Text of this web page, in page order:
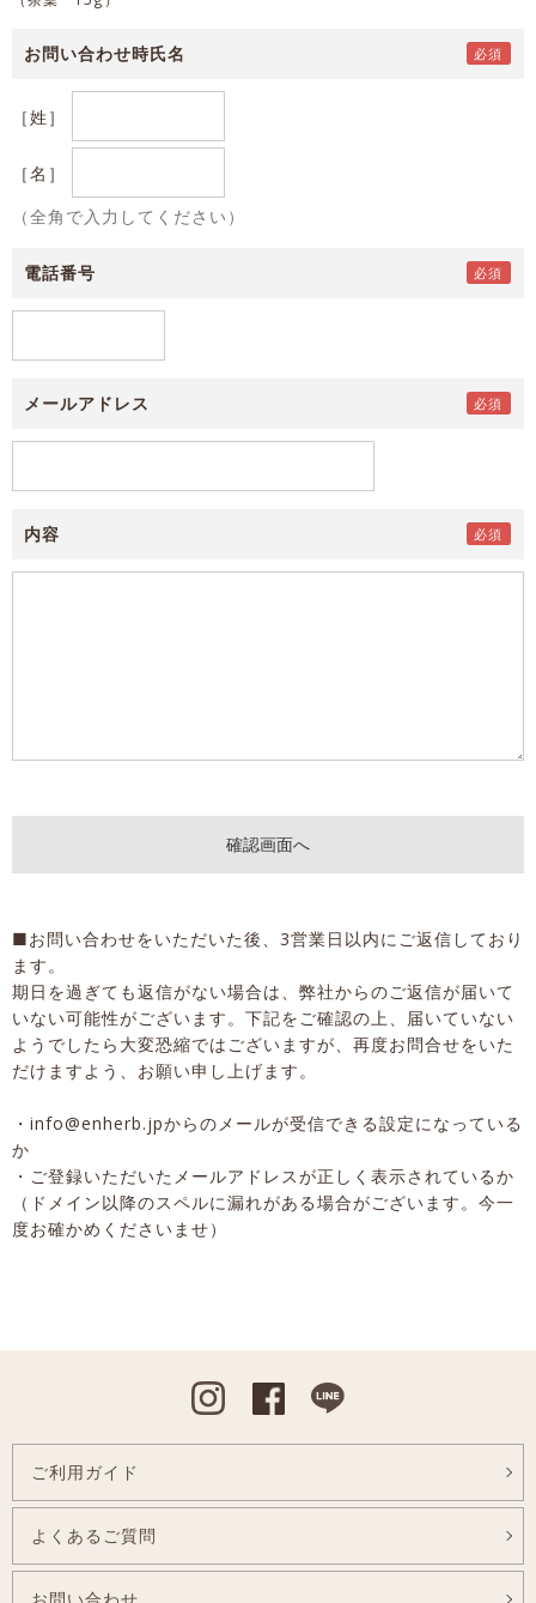
お問い合わせ時氏名
［姓］
［名］
（全角で入力してください）
電話番号
メールアドレス
内容
■お問い合わせをいただいた後、3営業日以内にご返信しており
ます。
期日を過ぎても返信がない場合は、弊社からのご返信が届いて
いない可能性がございます。下記をご確認の上、届いていない
ようでしたら大変恐縮ではございますが、再度お問合せをいた
だけますよう、お願い申し上げます。
・info@enherb.jpからのメールが受信できる設定になっている
か
・ご登録いただいたメールアドレスが正しく表示されているか
（ドメイン以降のスペルに漏れがある場合がございます。今一
度お確かめくださいませ）
Instagram
ご利用ガイド
よくあるご質問